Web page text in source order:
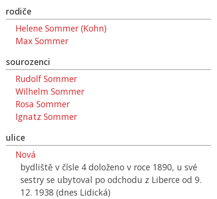
rodiče
Helene Sommer (Kohn)
Max Sommer
sourozenci
Rudolf Sommer
Wilhelm Sommer
Rosa Sommer
Ignatz Sommer
ulice
Nová
bydliště v čísle 4 doloženo v roce 1890, u své
sestry se ubytoval po odchodu z Liberce od 9.
12. 1938 (dnes Lidická)